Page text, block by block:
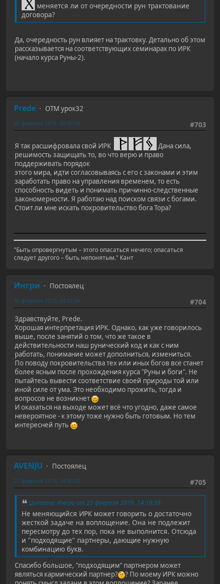
меняется ли от очередности рун трактование
договора?
Да, очередность рун влияет на трактовку. Детально об этом
рассказывается на соответствующих семинарах по ИРК
(начало курса Руны-2).
Prede
ОТМ урок32
#703
26 февраля 2019, 00:40:16
Я так расшифровала свой ИРК
Дана сила,
решимость защищать то, во что верю и право
поддерживать порядок
этого мира, идти согласовываясь с его с законами и этим
заработать право на управления временем, то есть
способность видеть и понимать причинно-следственные
закономерности. Я работаю над поиском связи с богами.
Стоит ли мне искать покровительство бога Тора?
"Быть опровергнутым – этого опасаться нечего; опасаться
следует другого – быть непонятым." Кант
Ингри
Постоялец
#704
26 февраля 2019, 14:02:36
Здравствуйте, Prede.
Хорошая интерпретация ИРК. Однако, как уже говорилось
выше, после занятий о том, что же такое в
действительности наш рунический код и как с ним
работать, понимание может дополниться, измениться.
По поводу покровительства тех или иных богов все станет
более ясным после прохождения курса "Руны и боги". Не
пытайтесь вывести соответствие своей природы той или
иной силе от ума. Это необходимо прожить, тогда и
вопросов не возникнет
И оказаться на выходе может всё что угодно, даже самое
невероятное - к этому тоже нужно быть готовым. Но тем
интересней путь
AVENJU
Постоялец
#705
27 февраля 2019, 14:50:20
Цитата: Ингри от 25 февраля 2019, 14:10:39
Не меняющийся ИРК может говорить о достаточно
жесткой задаче на воплощение. Она не подлежит
пересмотру до тех пор, пока не выполнится. Отсюда
и "подходящие" партнеры, дающие нужную
комбинацию букв.
Спасибо большое, "подходящим" партнером может
являться кармический партнер?
? По моему ИРК можно